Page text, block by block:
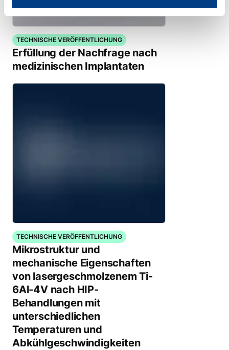
TECHNISCHE VERÖFFENTLICHUNG
Erfüllung der Nachfrage nach
medizinischen Implantaten
TECHNISCHE VERÖFFENTLICHUNG
Mikrostruktur und
mechanische Eigenschaften
von lasergeschmolzenem Ti-
6Al-4V nach HIP-
Behandlungen mit
unterschiedlichen
Temperaturen und
Abkühlgeschwindigkeiten